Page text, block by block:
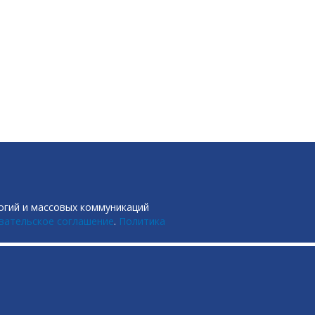
и массовых коммуникаций
соглашение. Политика